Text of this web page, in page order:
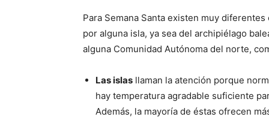
Para Semana Santa existen muy
por alguna isla, ya sea del archipiélago
alguna Comunidad Autónoma del norte,
Las islas llaman la atención porque
hay temperatura agradable suficiente
Además, la mayoría de éstas ofrecen